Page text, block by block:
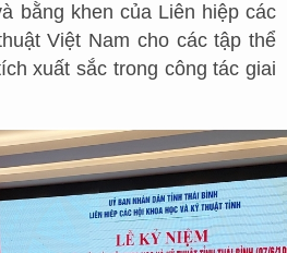
bằng khen của Liên hiệp các
Việt Nam cho các tập thể
xuất sắc trong công tác giai